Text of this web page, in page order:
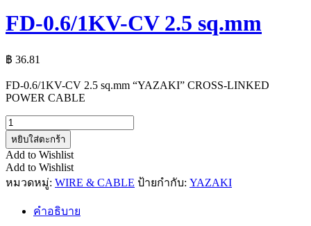
FD-0.6/1KV-CV 2.5 sq.mm
฿ 36.81
FD-0.6/1KV-CV 2.5 sq.mm “YAZAKI” CROSS-LINKED
POWER CABLE
จำนวน
FD-
0.6/1KV-
CV
sq.mm
หยิบใส่ตะกร้า
Add to Wishlist
Add to Wishlist
หมวดหมู่: WIRE & CABLE ป้ายกำกับ: YAZAKI
คำอธิบาย